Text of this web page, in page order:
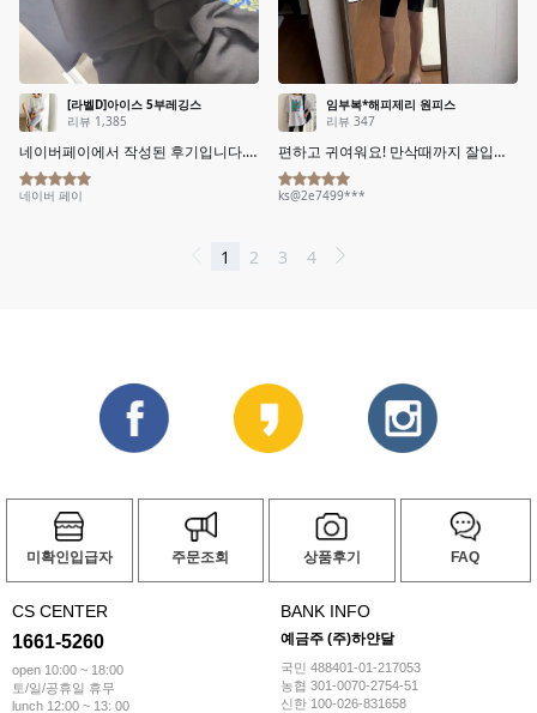
미확인입급자 주문조회 상품후기 FAQ
CS CENTER
1661-5260
open 10:00 ~ 18:00
토/일/공휴일 휴무
lunch 12:00 ~ 13: 00
BANK INFO
예금주 (주)하얀달
국민 488401-01-217053
농협 301-0070-2754-51
신한 100-026-831658